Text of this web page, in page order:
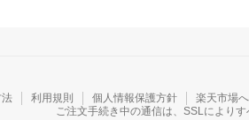
利用規則 個人情報保護方針 楽天市場
ご注文手続き中の通信は、SSLにより